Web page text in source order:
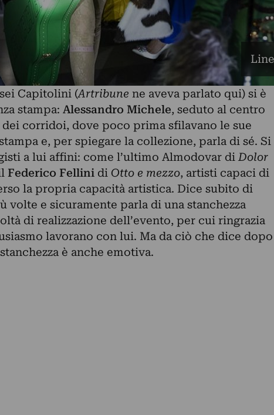
Capitolini (Artribune ne aveva parlato qui)si è
stampa: Alessandro Michele, seduto al centro
corridoi, dove poco prima sfilavano le sue
e, per spiegare la collezione, parla di sé. Si
a lui affini: come l’ultimo Almodovar di Dolor
Federico Fellinidi Otto e mezzo, artisti capaci di
la propria capacità artistica. Dice subito di
volte e sicuramente parla di una stanchezza
di realizzazione dell’evento, per cui ringrazia
lavorano con lui. Ma da ciò che dice dopo
è anche emotiva.